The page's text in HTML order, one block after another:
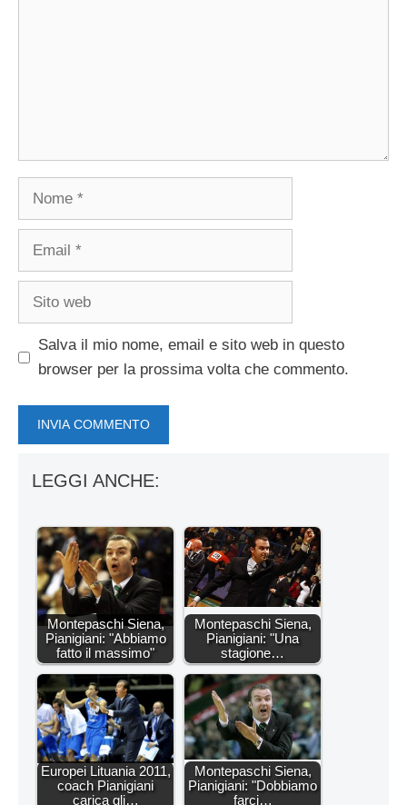
Nome
Email
Sito
Salva il mio nome, email e sito web in questo
browser per la prossima volta che commento.
LEGGI ANCHE:
Montepaschi Siena,
Pianigiani: "Abbiamo
fatto il massimo"
Montepaschi Siena,
Pianigiani: "Una
stagione…
Europei Lituania 2011,
coach Pianigiani
carica gli…
Montepaschi Siena,
Pianigiani: "Dobbiamo
farci…